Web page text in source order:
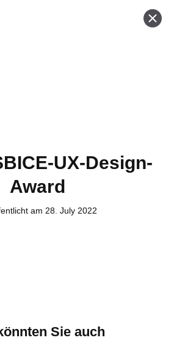
UX-Design-
Award
am 28. July 2022
Sie auch